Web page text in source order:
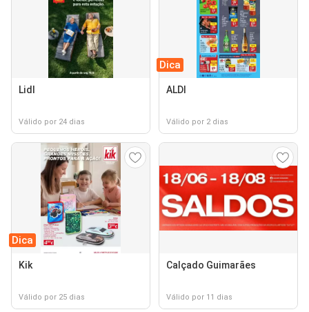
Lidl
Válido por 24 dias
Dica
ALDI
Válido por 2 dias
Dica
Kik
Válido por 25 dias
Calçado Guimarães
Válido por 11 dias